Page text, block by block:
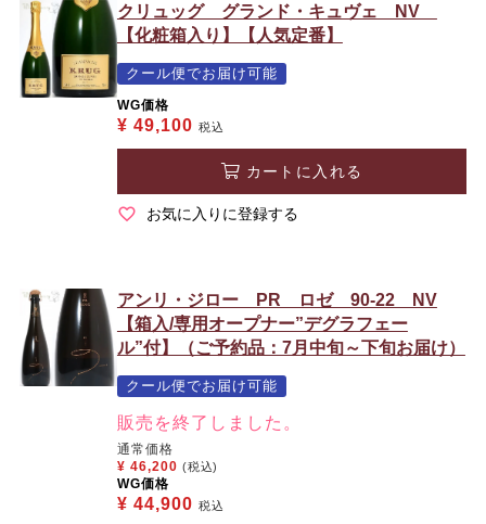
クリュッグ グランド・キュヴェ NV
【化粧箱入り】【人気定番】
クール便でお届け可能
WG価格
¥ 49,100 税込
カートに入れる
お気に入りに登録する
アンリ・ジロー PR ロゼ 90-22 NV
【箱入/専用オープナー”デグラフェー
ル”付】（ご予約品：7月中旬～下旬お届け）
クール便でお届け可能
販売を終了しました。
通常価格
¥ 46,200 (税込)
WG価格
¥ 44,900 税込